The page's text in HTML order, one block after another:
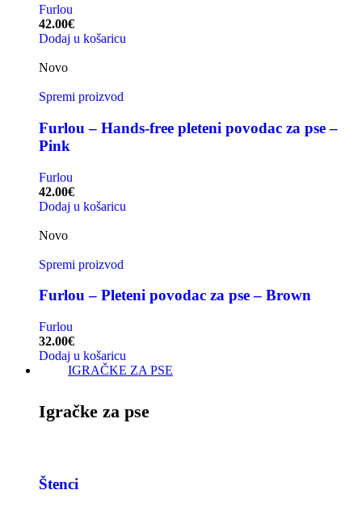
Furlou
42.00€
Dodaj u košaricu
Novo
Spremi proizvod
Furlou – Hands-free pleteni povodac za pse –
Pink
Furlou
42.00€
Dodaj u košaricu
Novo
Spremi proizvod
Furlou – Pleteni povodac za pse – Brown
Furlou
32.00€
Dodaj u košaricu
IGRAČKE ZA PSE
Igračke za pse
Štenci